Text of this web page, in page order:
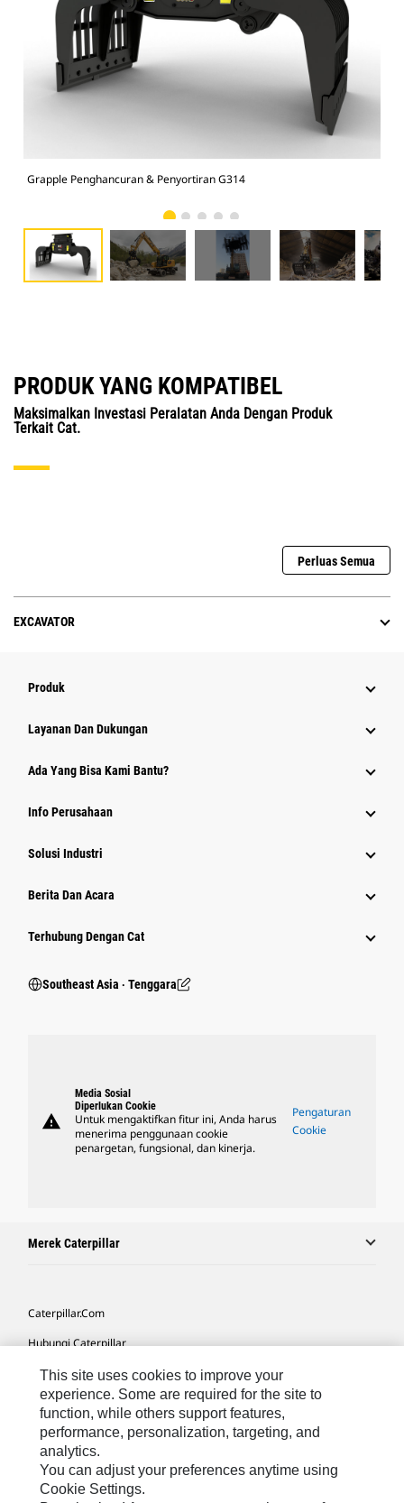
Grapple Penghancuran & Penyortiran G314
PRODUK YANG KOMPATIBEL
Maksimalkan Investasi Peralatan Anda Dengan Produk
Terkait Cat.
Perluas Semua
EXCAVATOR
Produk
Layanan Dan Dukungan
Ada Yang Bisa Kami Bantu?
Info Perusahaan
Solusi Industri
Berita Dan Acara
Terhubung Dengan Cat
Southeast Asia ‧ Tenggara
warning
Media Sosial
Diperlukan Cookie
Untuk mengaktifkan fitur ini, Anda harus
menerima penggunaan cookie
penargetan, fungsional, dan kinerja.
Pengaturan
Cookie
Merek Caterpillar
Caterpillar.com
Hubungi Caterpillar
Preferensi Pemasaran Saya
Peta Situs
Cookie Settings
Hukum
Privasi
This site uses cookies to improve your
experience. Some are required for the site to
function, while others support features,
performance, personalization, targeting, and
analytics.
You can adjust your preferences anytime using
Cookie Settings.